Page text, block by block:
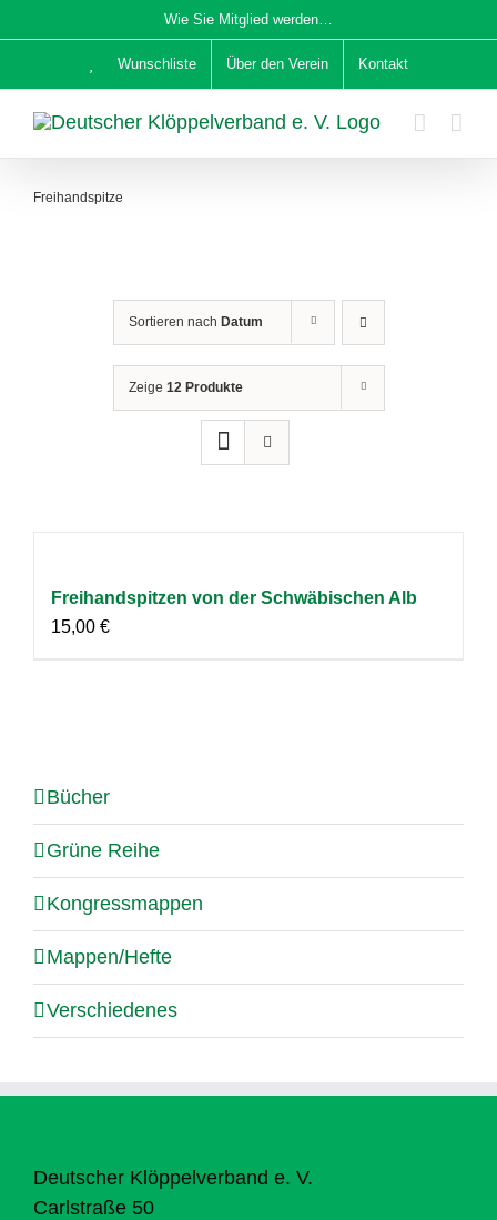
Inhalt
Wie Sie Mitglied werden…
Wunschliste Über den Verein Kontakt
Freihandspitze
Sortieren nach Datum
Zeige 12 Produkte
Freihandspitzen von der Schwäbischen Alb
15,00 €
Bücher
Grüne Reihe
Kongressmappen
Mappen/Hefte
Verschiedenes
Deutscher Klöppelverband e. V.
Carlstraße 50